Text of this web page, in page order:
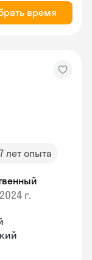
время
7 лет опыта
2024 г.